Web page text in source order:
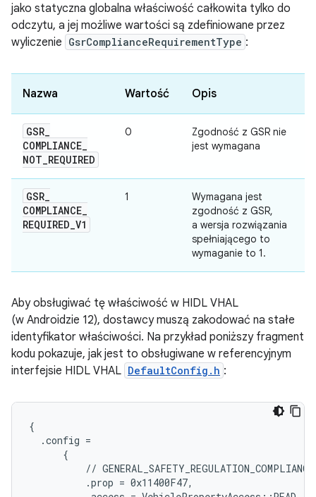
jako statyczna globalna właściwość całkowita tylko do
odczytu, a jej możliwe wartości są zdefiniowane przez
wyliczenie GsrComplianceRequirementType :
Nazwa Wartość Opis
GSR
COMPLIANCE
NOT REQUIRED
0
Zgodność z GSR nie
jest wymagana
GSR
COMPLIANCE
REQUIRED V1
1
Wymagana jest
zgodność z GSR,
a wersja rozwiązania
spełniającego to
wymaganie to 1.
Aby obsługiwać tę właściwość w HIDL VHAL
(w Androidzie 12), dostawcy muszą zakodować na stałe
identyfikator właściwości. Na przykład poniższy fragment
kodu pokazuje, jak jest to obsługiwane w referencyjnym
interfejsie HIDL VHAL DefaultConfig.h :
{
  .config =
      {
//
          .prop = 0x11400F47,